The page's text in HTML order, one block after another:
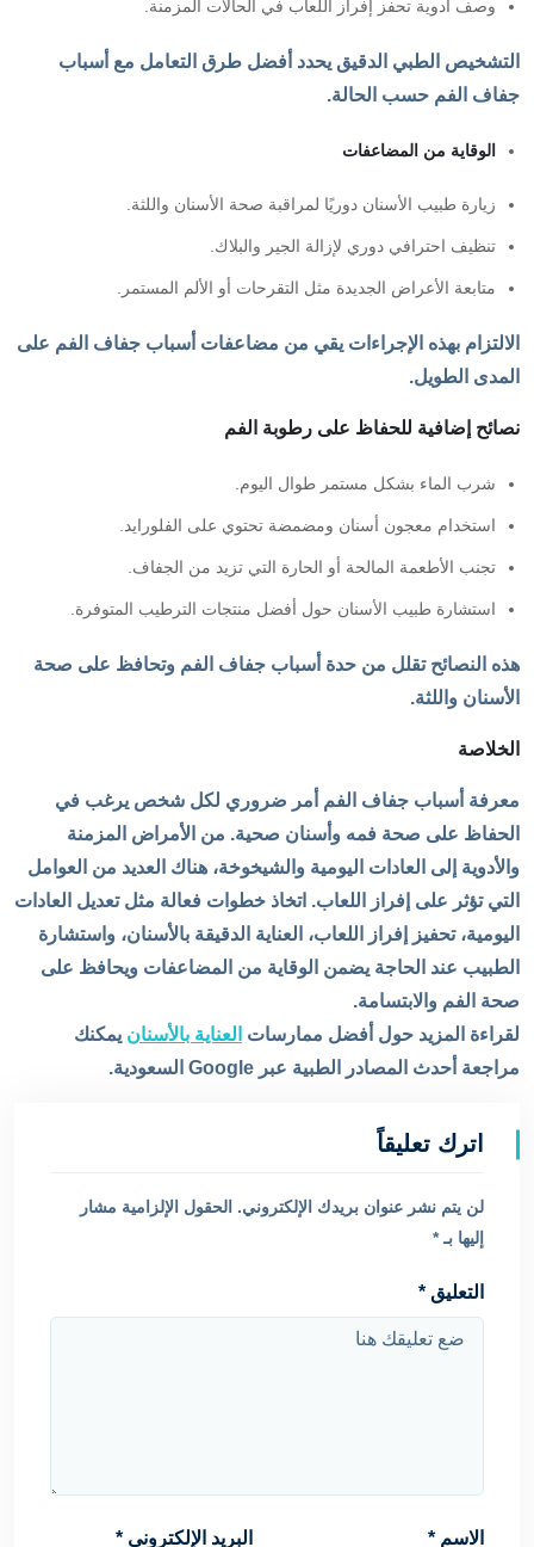
وصف أدوية تحفز إفراز اللعاب في الحالات المزمنة.
التشخيص الطبي الدقيق يحدد أفضل طرق التعامل مع أسباب
جفاف الفم حسب الحالة.
الوقاية من المضاعفات
زيارة طبيب الأسنان دوريًا لمراقبة صحة الأسنان واللثة.
تنظيف احترافي دوري لإزالة الجير والبلاك.
متابعة الأعراض الجديدة مثل التقرحات أو الألم المستمر.
الالتزام بهذه الإجراءات يقي من مضاعفات أسباب جفاف الفم على
المدى الطويل.
نصائح إضافية للحفاظ على رطوبة الفم
شرب الماء بشكل مستمر طوال اليوم.
استخدام معجون أسنان ومضمضة تحتوي على الفلورايد.
تجنب الأطعمة المالحة أو الحارة التي تزيد من الجفاف.
استشارة طبيب الأسنان حول أفضل منتجات الترطيب المتوفرة.
هذه النصائح تقلل من حدة أسباب جفاف الفم وتحافظ على صحة
الأسنان واللثة.
الخلاصة
معرفة أسباب جفاف الفم أمر ضروري لكل شخص يرغب في
الحفاظ على صحة فمه وأسنان صحية. من الأمراض المزمنة
والأدوية إلى العادات اليومية والشيخوخة، هناك العديد من العوامل
التي تؤثر على إفراز اللعاب. اتخاذ خطوات فعالة مثل تعديل العادات
اليومية، تحفيز إفراز اللعاب، العناية الدقيقة بالأسنان، واستشارة
الطبيب عند الحاجة يضمن الوقاية من المضاعفات ويحافظ على
صحة الفم والابتسامة.
لقراءة المزيد حول أفضل ممارسات العناية بالأسنان يمكنك
مراجعة أحدث المصادر الطبية عبر Google السعودية.
اترك تعليقاً
لن يتم نشر عنوان بريدك الإلكتروني. الحقول الإلزامية مشار
إليها بـ*
التعليق *
الاسم * البريد الإلكتروني *